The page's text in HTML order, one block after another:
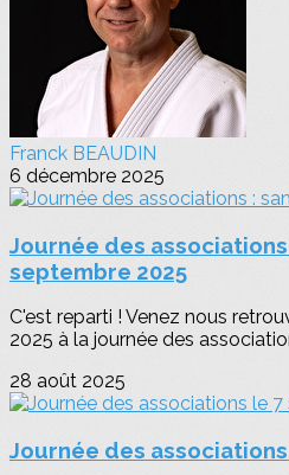
Franck BEAUDIN
6 décembre 2025
Journée des
septembre 2025
C'est reparti ! Venez nous
2025 à la journée des
28 août 2025
Journée des